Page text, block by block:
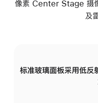
像素 Center Stage 摄像
及
标准玻璃面板采用低反